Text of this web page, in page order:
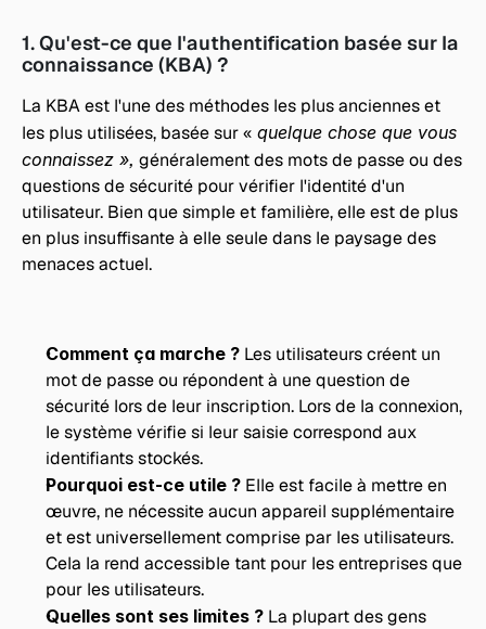
1. Qu'est-ce que l'authentification basée sur la
connaissance (KBA) ?
La KBA est l'une des méthodes les plus anciennes et
les plus utilisées, basée sur « quelque chose que vous
connaissez », généralement des mots de passe ou des
questions de sécurité pour vérifier l'identité d'un
utilisateur. Bien que simple et familière, elle est de plus
en plus insuffisante à elle seule dans le paysage des
menaces actuel.
Comment ça marche ? Les utilisateurs créent un
mot de passe ou répondent à une question de
sécurité lors de leur inscription. Lors de la connexion,
le système vérifie si leur saisie correspond aux
identifiants stockés.
Pourquoi est-ce utile ? Elle est facile à mettre en
œuvre, ne nécessite aucun appareil supplémentaire
et est universellement comprise par les utilisateurs.
Cela la rend accessible tant pour les entreprises que
pour les utilisateurs.
Quelles sont ses limites ? La plupart des gens